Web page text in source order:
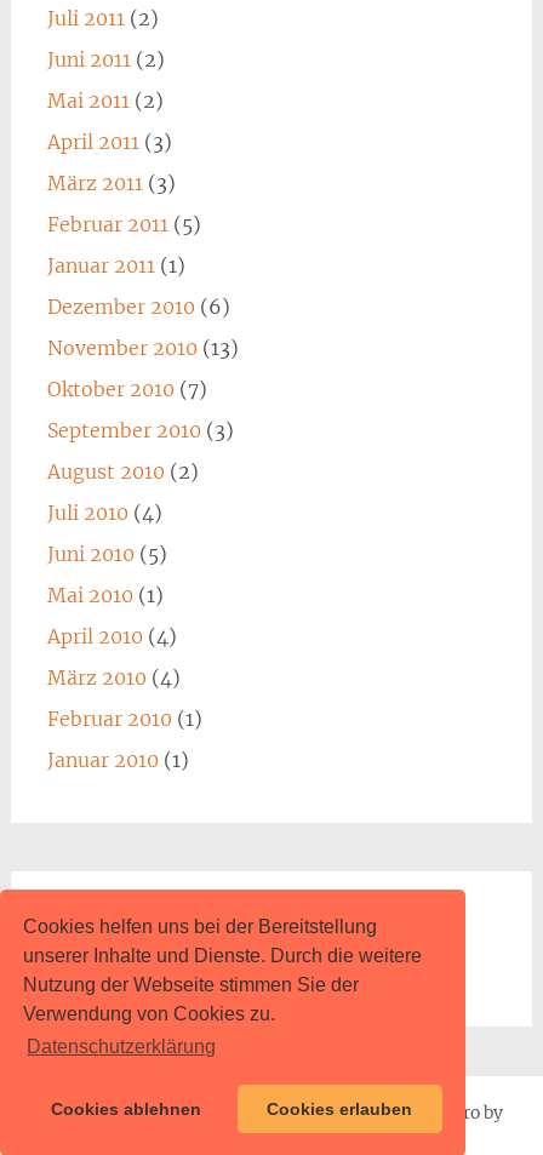
Cookies helfen uns bei der Bereitstellung
unserer Inhalte und Dienste. Durch die weitere
Nutzung der Webseite stimmen Sie der
Verwendung von Cookies zu.
Datenschutzerklärung
Cookies ablehnen Cookies erlauben
Juli 2011(2)
Juni 2011(2)
Mai 2011(2)
April 2011(3)
März 2011(3)
Februar 2011(5)
Januar 2011(1)
Dezember 2010 (6)
November 2010 (13)
Oktober 2010 (7)
September 2010 (3)
August 2010 (2)
Juli 2010 (4)
Juni 2010 (5)
Mai 2010 (1)
April 2010 (4)
März 2010 (4)
Februar 2010 (1)
Januar 2010 (1)
Impressum
www.content.de
Proudly powered by WordPress| Theme: Radiate Pro by
ThemeGrill.